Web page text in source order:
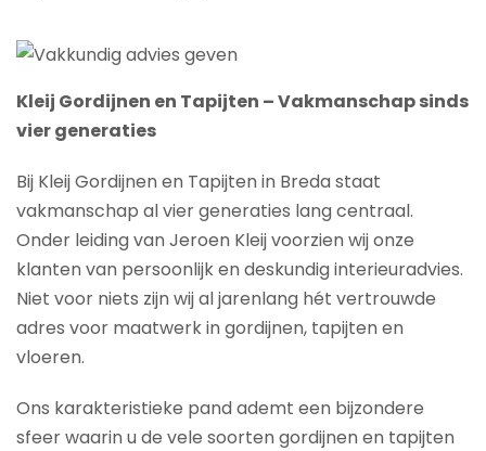
Kleij Gordijnen en Tapijten – Vakmanschap sinds
vier generaties
Bij Kleij Gordijnen en Tapijten in Breda staat
vakmanschap al vier generaties lang centraal.
Onder leiding van Jeroen Kleij voorzien wij onze
klanten van persoonlijk en deskundig interieuradvies.
Niet voor niets zijn wij al jarenlang hét vertrouwde
adres voor maatwerk in gordijnen, tapijten en
vloeren.
Ons karakteristieke pand ademt een bijzondere
sfeer waarin u de vele soorten gordijnen en tapijten